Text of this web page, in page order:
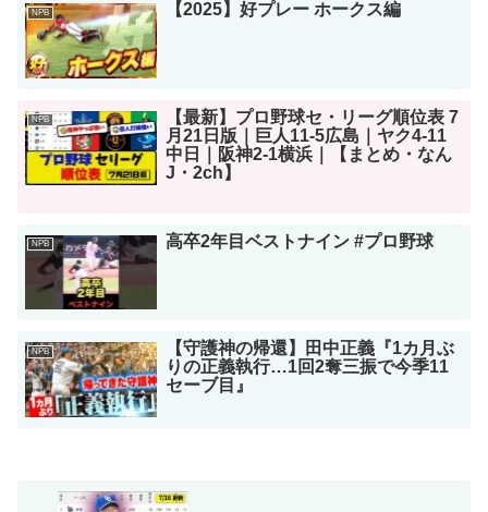
NPB 【2025】好プレー ホークス編
NPB
【最新】プロ野球セ・リーグ順位表 7
月21日版｜巨人11-5広島｜ヤク4-11
中日｜阪神2-1横浜｜【まとめ・なん
J・2ch】
NPB 高卒2年目ベストナイン #プロ野球
NPB
【守護神の帰還】田中正義『1カ月ぶ
りの正義執行…1回2奪三振で今季11
セーブ目』